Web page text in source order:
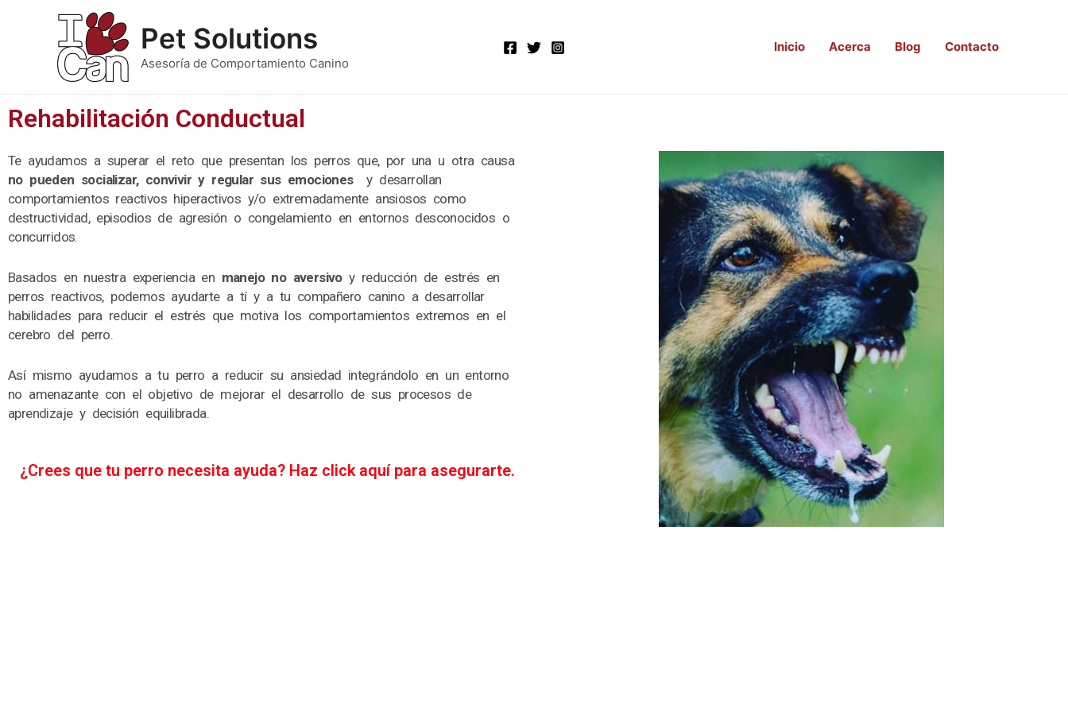
Pet Solutions
Asesoría de Comportamiento Canino
Inicio Acerca Blog Contacto
Rehabilitación Conductual
Te ayudamos a superar el reto que presentan los perros que, por una u otra causa
no pueden socializar, convivir y regular sus emocionesy desarrollan
comportamientos reactivos hiperactivos y/o extremadamente ansiosos como
destructividad, episodios de agresión o congelamiento en entornos desconocidos o
concurridos.
Basados en nuestra experiencia en manejo no aversivoy reducción de estrés en
perros reactivos, podemos ayudarte a tí y a tu compañero canino a desarrollar
habilidades para reducir el estrés que motiva los comportamientos extremos en el
cerebro del perro.
Así mismo ayudamos a tu perro a reducir su ansiedad integrándolo en un entorno
no amenazante con el objetivo de mejorar el desarrollo de sus procesos de
aprendizaje y decisión equilibrada.
¿Crees que tu perro necesita ayuda? Haz click aquí para asegurarte.